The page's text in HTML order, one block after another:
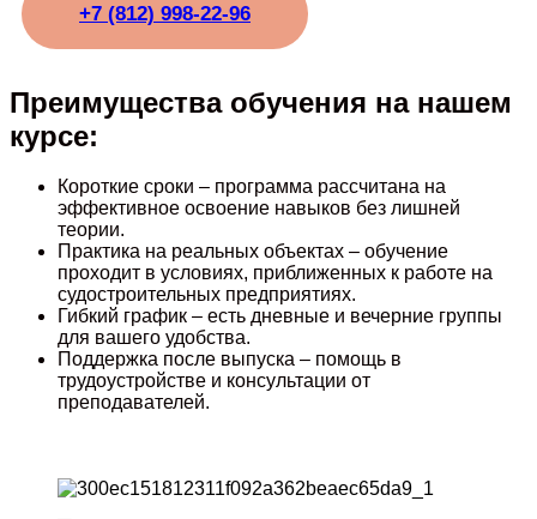
+7 (812) 998-22-96
Преимущества обучения на нашем
курсе:
Короткие сроки – программа рассчитана на
эффективное освоение навыков без лишней
теории.
Практика на реальных объектах – обучение
проходит в условиях, приближенных к работе на
судостроительных предприятиях.
Гибкий график – есть дневные и вечерние группы
для вашего удобства.
Поддержка после выпуска – помощь в
трудоустройстве и консультации от
преподавателей.